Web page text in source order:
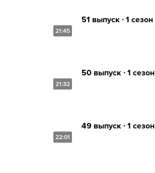
21:45
51 выпуск ∙ 1 сезон
21:32
50 выпуск ∙ 1 сезон
22:01
49 выпуск ∙ 1 сезон